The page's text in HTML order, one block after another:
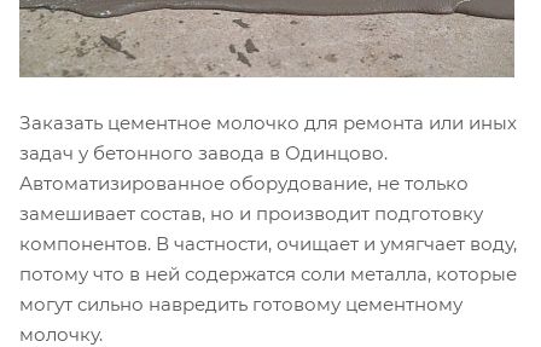
Заказать цементное молочко для ремонта или иных
задач у бетонного завода в Одинцово.
Автоматизированное оборудование, не только
замешивает состав, но и производит подготовку
компонентов. В частности, очищает и умягчает воду,
потому что в ней содержатся соли металла, которые
могут сильно навредить готовому цементному
молочку.